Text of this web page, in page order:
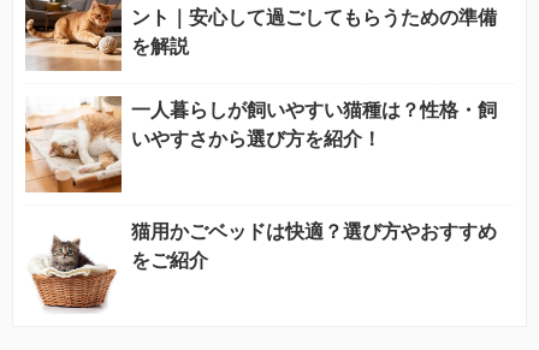
ント｜安心して過ごしてもらうための準備
を解説
一人暮らしが飼いやすい猫種は？性格・飼
いやすさから選び方を紹介！
猫用かごベッドは快適？選び方やおすすめ
をご紹介